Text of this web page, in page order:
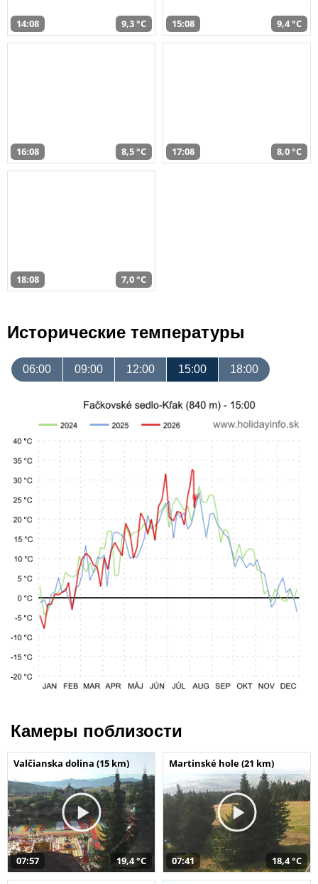
14:08 9,3 °C 15:08 9,4 °C
16:08 8,5 °C 17:08 8,0 °C
18:08 7,0 °C
Исторические температуры
06:00 09:00 12:00 15:00 18:00
Камеры поблизости
Valčianska dolina (15 km)
07:57 19,4 °C
Martinské hole (21 km)
07:41 18,4 °C